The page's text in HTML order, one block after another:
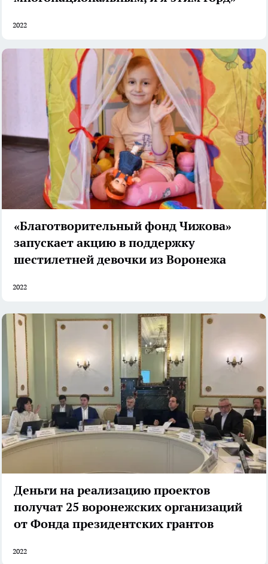
2022
«Благотворительный фонд Чижова»
запускает акцию в поддержку
шестилетней девочки из Воронежа
2022
Деньги на реализацию проектов
получат 25 воронежских организаций
от Фонда президентских грантов
2022